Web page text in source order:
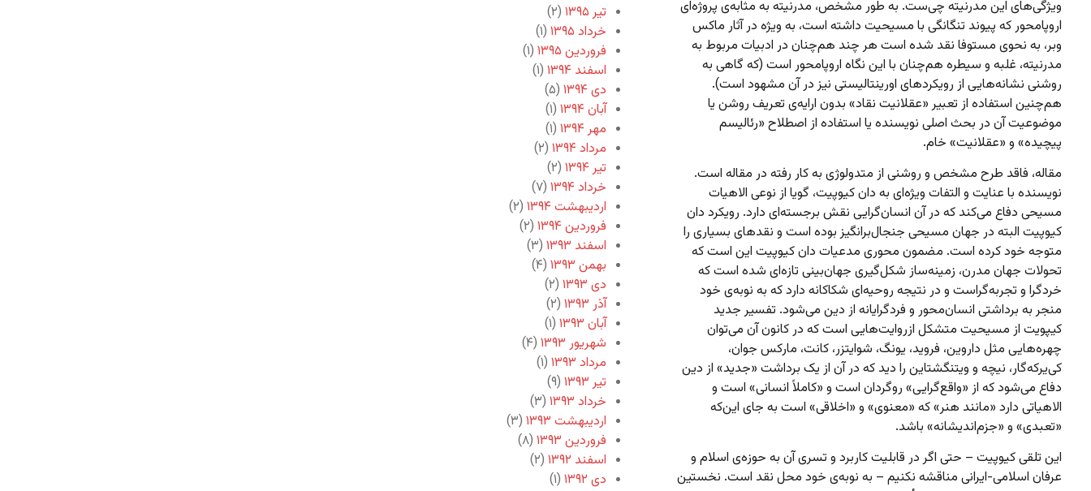
ویژگی‌های این مدرنیته چی‌ست. به طور مشخص، مدرنیته به مثابه‌ی پروژه‌ای
اروپامحور که پیوند تنگانگی با مسیحیت داشته است، به ویژه در آثار ماکس
وبر، به نحوی مستوفا نقد شده است هر چند هم‌چنان در ادبیات مربوط به
مدرنیته، غلبه و سیطره هم‌چنان با این نگاه اروپامحور است (که گاهی به
روشنی نشانه‌هایی از رویکردهای اورینتالیستی نیز در آن مشهود است).
هم‌چنین استفاده از تعبیر «عقلانیت نقاد» بدون ارایه‌ی تعریف روشن یا
موضوعیت آن در بحث اصلی نویسنده یا استفاده از اصطلاح «رئالیسم
پیچیده» و «عقلانیت» خام.
مقاله، فاقد طرح مشخص و روشنی از متدولوژی به کار رفته در مقاله است.
نویسنده با عنایت و التفات ویژه‌ای به دان کیوپیت، گویا از نوعی الاهیات
مسیحی دفاع می‌کند که در آن انسان‌گرایی نقش برجسته‌ای دارد. رویکرد دان
کیوپیت البته در جهان مسیحی جنجال‌برانگیز بوده است و نقدهای بسیاری را
متوجه خود کرده است. مضمون محوری مدعیات دان کیوپیت این است که
تحولات جهان مدرن، زمینه‌ساز شکل‌گیری جهان‌بینی تازه‌ای شده است که
خردگرا و تجربه‌گراست و در نتیجه روحیه‌ای شکاکانه دارد که به نوبه‌ی خود
منجر به برداشتی انسان‌محور و فردگرایانه از دین می‌شود. تفسیر جدید
کیپویت از مسیحیت متشکل از‌روایت‌هایی است که در کانون آن می‌توان
چهره‌هایی مثل داروین، فروید، یونگ، شوایتزر، کانت، مارکس جوان،
کی‌یرکه‌گار، نیچه و ویتنگشتاین را دید که در آن از یک برداشت «جدید» از دین
دفاع می‌شود که از «واقع‌گرایی» روگردان است و «کاملاً انسانی» است و
الاهیاتی دارد «مانند هنر» که «معنوی» و «اخلاقی» است به جای این‌که
«تعبدی» و «جزم‌اندیشانه» باشد.
این تلقی کیوپیت – حتی اگر در قابلیت کاربرد و تسری آن به حوزه‌ی اسلام و
عرفان اسلامی-ایرانی مناقشه نکنیم – به نوبه‌ی خود محل نقد است. نخستین
تیر ۱۳۹۵
(۲)
خرداد ۱۳۹۵
(۱)
فروردین ۱۳۹۵
(۱)
اسفند ۱۳۹۴
(۱)
دی ۱۳۹۴
(۵)
آبان ۱۳۹۴
(۱)
مهر ۱۳۹۴
(۱)
مرداد ۱۳۹۴
(۲)
تیر ۱۳۹۴
(۲)
خرداد ۱۳۹۴
(۷)
اردیبهشت ۱۳۹۴
(۲)
فروردین ۱۳۹۴
(۲)
اسفند ۱۳۹۳
(۳)
بهمن ۱۳۹۳
(۴)
دی ۱۳۹۳
(۲)
آذر ۱۳۹۳
(۲)
آبان ۱۳۹۳
(۱)
شهریور ۱۳۹۳
(۴)
مرداد ۱۳۹۳
(۱)
تیر ۱۳۹۳
(۹)
خرداد ۱۳۹۳
(۳)
اردیبهشت ۱۳۹۳
(۳)
فروردین ۱۳۹۳
(۸)
اسفند ۱۳۹۲
(۲)
دی ۱۳۹۲
(۱)